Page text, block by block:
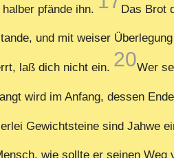
pfände ihn. Das Brot
und mit weiser
laß dich nicht ein. 20Wer
wird im Anfang, dessen
Gewichtsteine sind Jahwe
wie sollte er seinen Weg